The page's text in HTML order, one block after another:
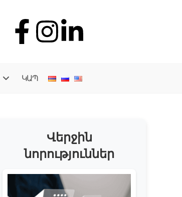
ԿԱՊ
Վերջին
նորություններ